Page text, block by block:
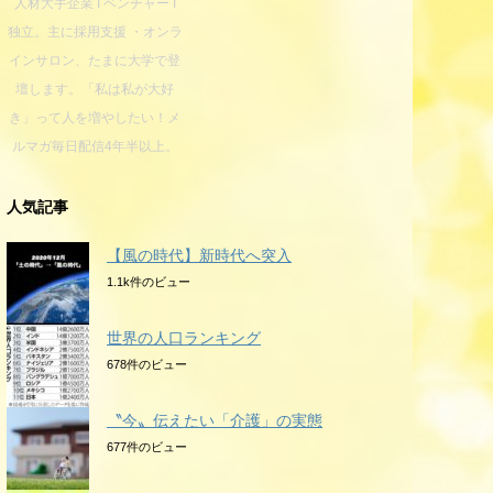
人材大手企業 I ベンチャー I
独立。主に採用支援 ・オンラ
インサロン、たまに大学で登
壇します。「私は私が大好
き」って人を増やしたい！メ
ルマガ毎日配信4年半以上。
人気記事
【風の時代】新時代へ突入
1.1k件のビュー
世界の人口ランキング
678件のビュー
〝今〟伝えたい「介護」の実態
677件のビュー